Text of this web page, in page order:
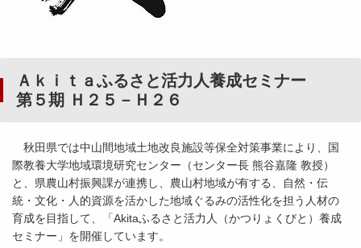
Ａｋｉｔａふるさと活力人養成セミナー
第５期 Ｈ２５－Ｈ２６
秋田県では中山間地域土地改良施設等保全対策事業により、国
際教養大学地域環境研究センター（センター長 熊谷嘉隆 教授）
と、県農山村振興課が連携し、農山村地域が有する、自然・伝
統・文化・人的資源を活かした地域ぐるみの活性化を担う人材の
育成を目指して、「Akitaふるさと活力人（かつりょくびと）養成
セミナー」を開催しています。